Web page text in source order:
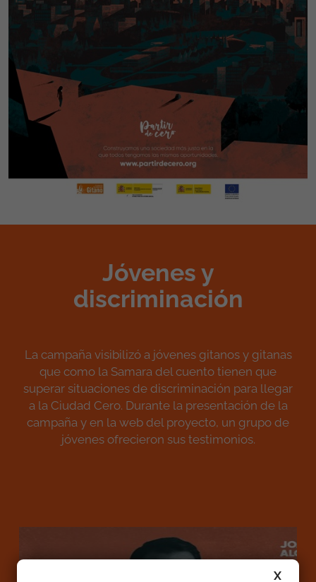
Jóvenes y
discriminación
La campaña visibilizó a jóvenes gitanos y gitanas
que como la Samara del cuento tienen que
superar situaciones de discriminación para llegar
a la Ciudad Cero. Durante la presentación de la
campaña y en la web del proyecto, un grupo de
jóvenes ofrecieron sus testimonios.
X